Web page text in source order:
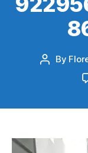
Post
By